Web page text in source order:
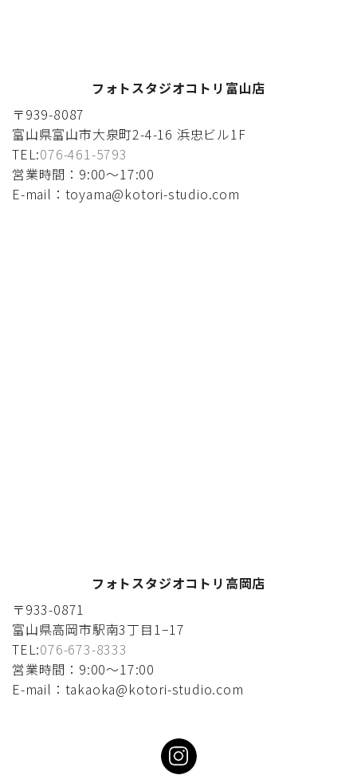
フォトスタジオコトリ富山店
〒939-8087
富山県富山市大泉町2-4-16 浜忠ビル1F
TEL:076-461-5793
営業時間：9:00〜17:00
E-mail：toyama@kotori-studio.com
フォトスタジオコトリ高岡店
〒933-0871
富山県高岡市駅南3丁目1−17
TEL:076-673-8333
営業時間：9:00〜17:00
E-mail：takaoka@kotori-studio.com